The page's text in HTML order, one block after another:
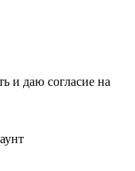
и даю согласие на